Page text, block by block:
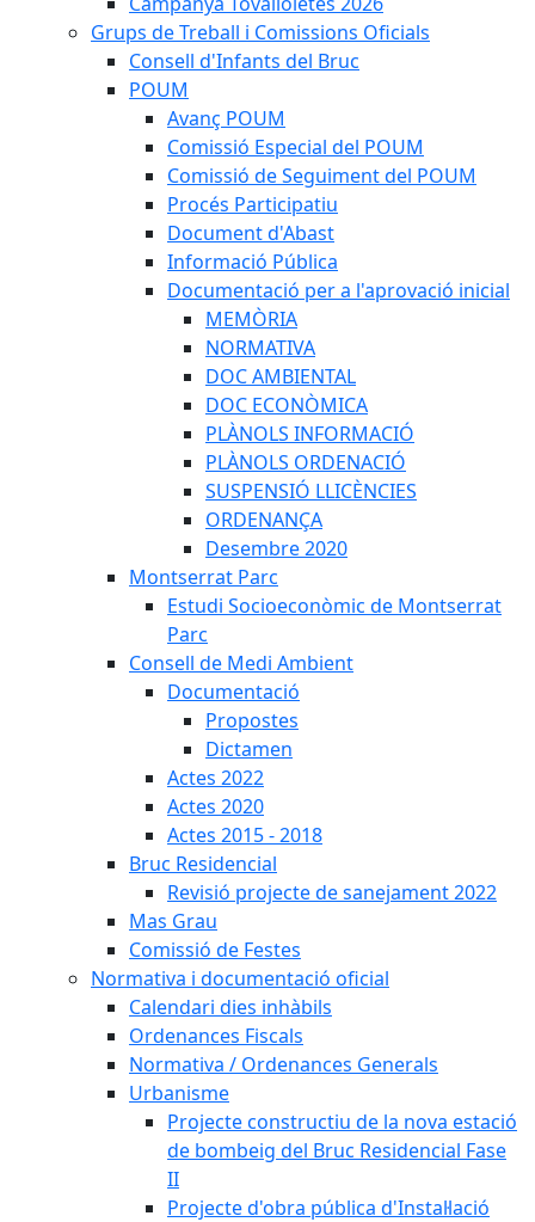
Grups de Treball i Comissions Oficials
Consell d'Infants del Bruc
POUM
Avanç POUM
Comissió Especial del POUM
Comissió de Seguiment del POUM
Procés Participatiu
Document d'Abast
Informació Pública
Documentació per a l'aprovació inicial
MEMÒRIA
NORMATIVA
DOC AMBIENTAL
DOC ECONÒMICA
PLÀNOLS INFORMACIÓ
PLÀNOLS ORDENACIÓ
SUSPENSIÓ LLICÈNCIES
ORDENANÇA
Desembre 2020
Montserrat Parc
Estudi Socioeconòmic de Montserrat
Parc
Consell de Medi Ambient
Documentació
Propostes
Dictamen
Actes 2022
Actes 2020
Actes 2015 - 2018
Bruc Residencial
Revisió projecte de sanejament 2022
Mas Grau
Comissió de Festes
Normativa i documentació oficial
Calendari dies inhàbils
Ordenances Fiscals
Normativa / Ordenances Generals
Urbanisme
Projecte constructiu de la nova estació
de bombeig del Bruc Residencial Fase
II
Projecte d'obra pública d'Instal·lació